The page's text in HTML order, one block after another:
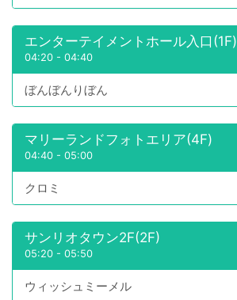
エンターテイメントホール入口(1F)
04:20 - 04:40
ぼんぼんりぼん
マリーランドフォトエリア(4F)
04:40 - 05:00
クロミ
サンリオタウン2F(2F)
05:20 - 05:50
ウィッシュミーメル